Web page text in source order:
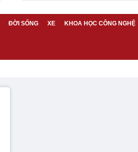
ĐỜI SỐNG XE KHOA HỌC CÔNG NGHỆ